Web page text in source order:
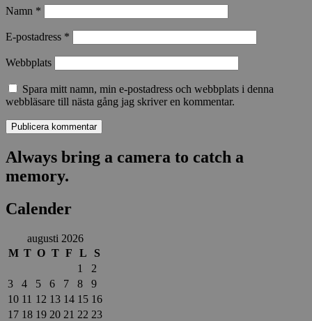
Namn *
E-postadress *
Webbplats
Spara mitt namn, min e-postadress och webbplats i denna
webbläsare till nästa gång jag skriver en kommentar.
Always bring a camera to catch a
memory.
Calender
augusti 2026
M T O T F L
S
1
2
3
4 5 6 7 8
9
10 11 12 13 14 15 16
17 18 19 20 21 22 23